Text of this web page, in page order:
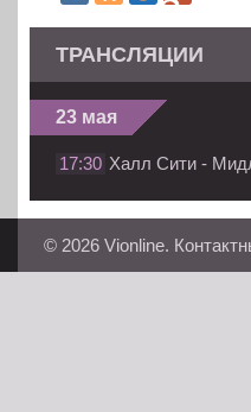
ТРАНСЛЯЦИИ
23 мая
17:30 Халл Сити -
© 2026 Vionline.